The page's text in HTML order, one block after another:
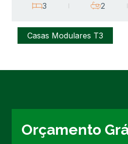
3 2
Casas Modulares T3
Orçamento